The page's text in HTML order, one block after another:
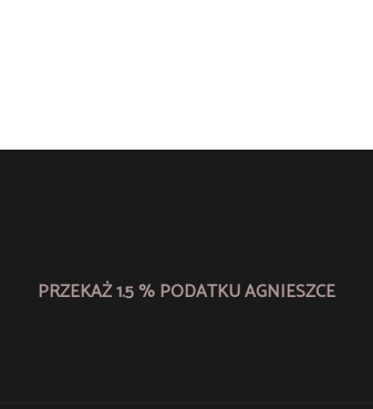
PRZEKAŻ 1.5 % PODATKU AGNIESZCE